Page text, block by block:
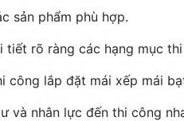
sản phẩm phù hợp.
tiết rõ ràng các hạng mục
lắp đặt mái xếp mái
và nhân lực đến thi công